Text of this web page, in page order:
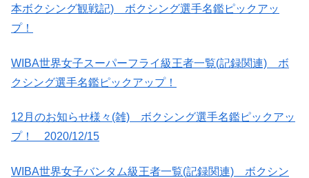
本ボクシング観戦記) ボクシング選手名鑑ピックアッ
プ！
WIBA世界女子スーパーフライ級王者一覧(記録関連) ボ
クシング選手名鑑ピックアップ！
12月のお知らせ様々(雑) ボクシング選手名鑑ピックアッ
プ！ 2020/12/15
WIBA世界女子バンタム級王者一覧(記録関連) ボクシン